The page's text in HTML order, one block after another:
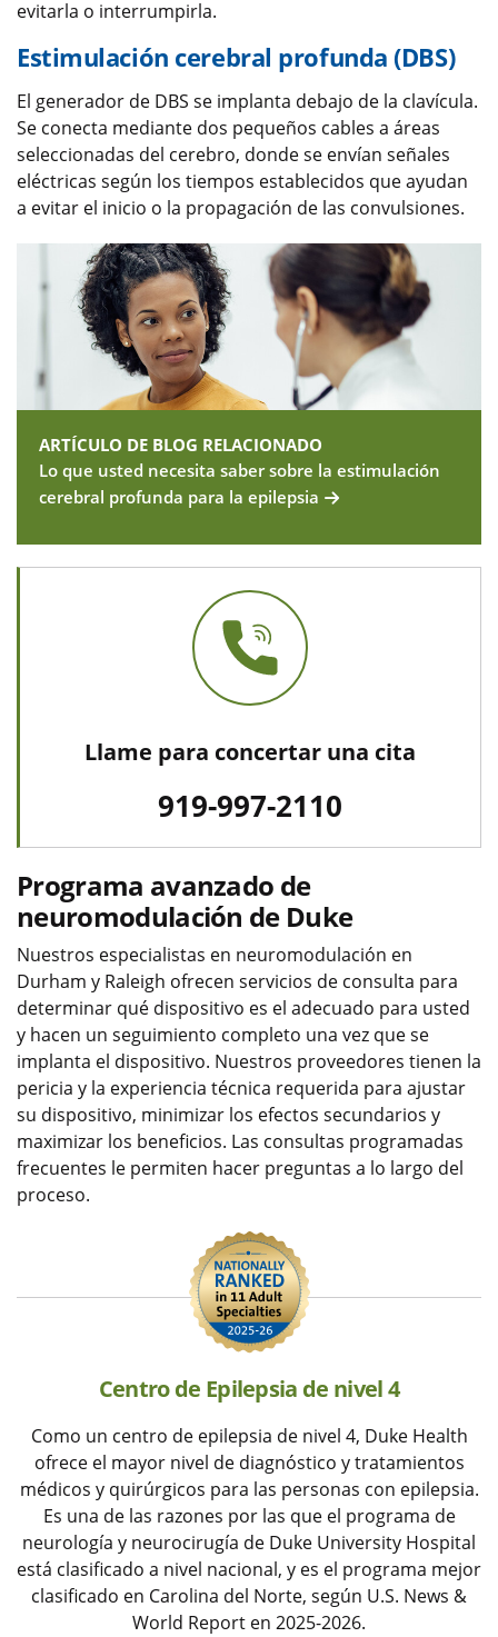
evitarla o interrumpirla.
Estimulación cerebral profunda (DBS)
El generador de DBS se implanta debajo de la clavícula.
Se conecta mediante dos pequeños cables a áreas
seleccionadas del cerebro, donde se envían señales
eléctricas según los tiempos establecidos que ayudan
a evitar el inicio o la propagación de las convulsiones.
ARTÍCULO DE BLOG RELACIONADO
Lo que usted necesita saber sobre la estimulación
cerebral profunda para la epilepsia
Llame para concertar una cita
919-997-2110
Programa avanzado de
neuromodulación de Duke
Nuestros especialistas en neuromodulación​​​​​​​ en
Durham y Raleigh ofrecen servicios de consulta para
determinar qué dispositivo es el adecuado para usted
y hacen un seguimiento completo una vez que se
implanta el dispositivo. Nuestros proveedores tienen la
pericia y la experiencia técnica requerida para ajustar
su dispositivo, minimizar los efectos secundarios y
maximizar los beneficios. Las consultas programadas
frecuentes le permiten hacer preguntas a lo largo del
proceso.
Centro de Epilepsia de nivel 4
Como un centro de epilepsia de nivel 4, Duke Health
ofrece el mayor nivel de diagnóstico y tratamientos
médicos y quirúrgicos para las personas con epilepsia.
Es una de las razones por las que el programa de
neurología y neurocirugía de Duke University Hospital
está clasificado a nivel nacional, y es el programa mejor
clasificado en Carolina del Norte, según U.S. News &
World Report en 2025-2026.